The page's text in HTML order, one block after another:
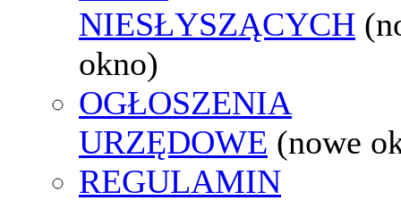
NIESŁYSZĄCYCH
okno)
OGŁOSZENIA
URZĘDOWE (nowe
REGULAMIN